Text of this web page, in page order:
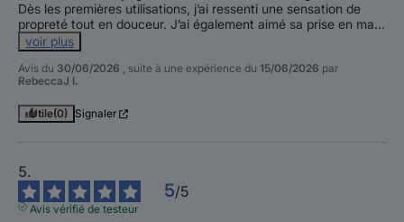
Dès les premières utilisations, j’ai ressenti une sensation de
propreté tout en douceur. J’ai également aimé sa prise en ma...
voir plus
Avis du 30/06/2026 , suite à une expérience du 15/06/2026 par
RebeccaJ I.
Utile(0) Signaler
5/5
Avis vérifié de testeur